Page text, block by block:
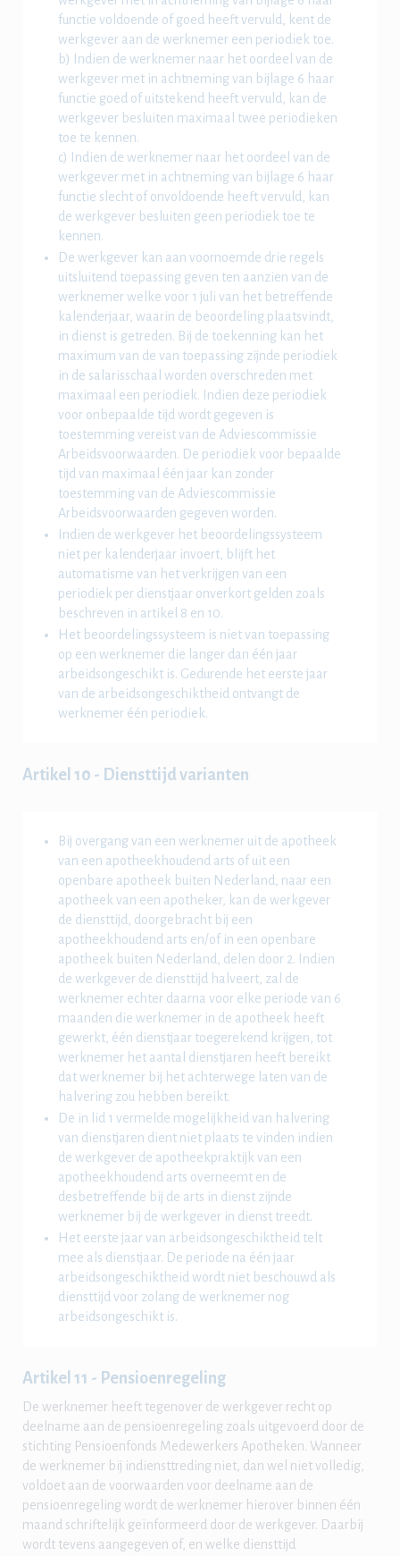
functie voldoende of goed heeft vervuld, kent de
werkgever aan de werknemer een periodiek toe.
b) Indien de werknemer naar het oordeel van de
werkgever met in achtneming van bijlage 6 haar
functie goed of uitstekend heeft vervuld, kan de
werkgever besluiten maximaal twee periodieken
toe te kennen.
c) Indien de werknemer naar het oordeel van de
werkgever met in achtneming van bijlage 6 haar
functie slecht of onvoldoende heeft vervuld, kan
de werkgever besluiten geen periodiek toe te
kennen.
De werkgever kan aan voornoemde drie regels
uitsluitend toepassing geven ten aanzien van de
werknemer welke voor 1 juli van het betreffende
kalenderjaar, waarin de beoordeling plaatsvindt,
in dienst is getreden. Bij de toekenning kan het
maximum van de van toepassing zijnde periodiek
in de salarisschaal worden overschreden met
maximaal een periodiek. Indien deze periodiek
voor onbepaalde tijd wordt gegeven is
toestemming vereist van de Adviescommissie
Arbeidsvoorwaarden. De periodiek voor bepaalde
tijd van maximaal één jaar kan zonder
toestemming van de Adviescommissie
Arbeidsvoorwaarden gegeven worden.
Indien de werkgever het beoordelingssysteem
niet per kalenderjaar invoert, blijft het
automatisme van het verkrijgen van een
periodiek per dienstjaar onverkort gelden zoals
beschreven in artikel 8 en 10.
Het beoordelingssysteem is niet van toepassing
op een werknemer die langer dan één jaar
arbeidsongeschikt is. Gedurende het eerste jaar
van de arbeidsongeschiktheid ontvangt de
werknemer één periodiek.
Artikel 10 - Diensttijd varianten
Bij overgang van een werknemer uit de apotheek
van een apotheekhoudend arts of uit een
openbare apotheek buiten Nederland, naar een
apotheek van een apotheker, kan de werkgever
de diensttijd, doorgebracht bij een
apotheekhoudend arts en/of in een openbare
apotheek buiten Nederland, delen door 2. Indien
de werkgever de diensttijd halveert, zal de
werknemer echter daarna voor elke periode van 6
maanden die werknemer in de apotheek heeft
gewerkt, één dienstjaar toegerekend krijgen, tot
werknemer het aantal dienstjaren heeft bereikt
dat werknemer bij het achterwege laten van de
halvering zou hebben bereikt.
De in lid 1 vermelde mogelijkheid van halvering
van dienstjaren dient niet plaats te vinden indien
de werkgever de apotheekpraktijk van een
apotheekhoudend arts overneemt en de
desbetreffende bij de arts in dienst zijnde
werknemer bij de werkgever in dienst treedt.
Het eerste jaar van arbeidsongeschiktheid telt
mee als dienstjaar. De periode na één jaar
arbeidsongeschiktheid wordt niet beschouwd als
diensttijd voor zolang de werknemer nog
arbeidsongeschikt is.
Artikel 11 - Pensioenregeling
De werknemer heeft tegenover de werkgever recht op
deelname aan de pensioenregeling zoals uitgevoerd door de
stichting Pensioenfonds Medewerkers Apotheken. Wanneer
de werknemer bij indiensttreding niet, dan wel niet volledig,
voldoet aan de voorwaarden voor deelname aan de
pensioenregeling wordt de werknemer hierover binnen één
maand schriftelijk geïnformeerd door de werkgever. Daarbij
wordt tevens aangegeven of, en welke diensttijd